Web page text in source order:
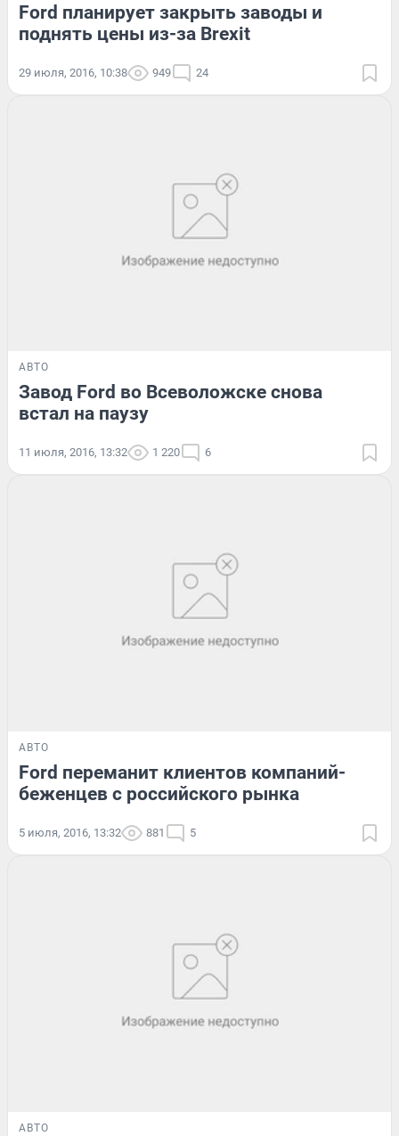
Ford планирует закрыть заводы и
поднять цены из-за Brexit
29 июля, 2016, 10:38 949 24
АВТО
Завод Ford во Всеволожске снова
встал на паузу
11 июля, 2016, 13:32 1 220 6
АВТО
Ford переманит клиентов компаний-
беженцев с российского рынка
5 июля, 2016, 13:32 881 5
АВТО